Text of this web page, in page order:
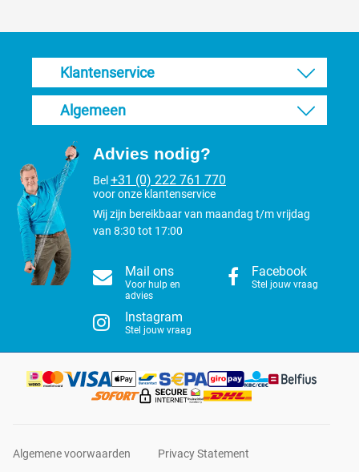
Klantenservice
Algemeen
Advies nodig?
Bel +31 (0) 222 761 770
voor onze klantenservice
Wij zijn bereikbaar van maandag t/m vrijdag
van 8:30 tot 17:00
Mail ons
Voor hulp en
advies
Facebook
Stel jouw vraag
Instagram
Stel jouw vraag
Algemene voorwaarden Privacy Statement